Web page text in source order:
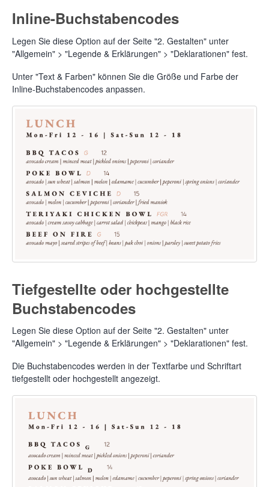
Inline-Buchstabencodes
Legen Sie diese Option auf der Seite "2. Gestalten" unter
"Allgemein" > "Legende & Erklärungen" > "Deklarationen" fest.
Unter "Text & Farben" können Sie die Größe und Farbe der
Inline-Buchstabencodes anpassen.
Tiefgestellte oder hochgestellte
Buchstabencodes
Legen Sie diese Option auf der Seite "2. Gestalten" unter
"Allgemein" > "Legende & Erklärungen" > "Deklarationen" fest.
Die Buchstabencodes werden in der Textfarbe und Schriftart
tiefgestellt oder hochgestellt angezeigt.